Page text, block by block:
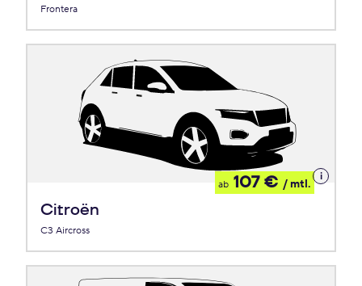
Frontera
Citroën
C3 Aircross
ab 107 € / mtl.
Details
zum